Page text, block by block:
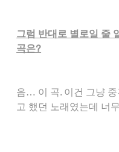
그럼 반대로 별로일 줄
곡은?
음… 이 곡. 이건 그냥
고 했던 노래였는데 너